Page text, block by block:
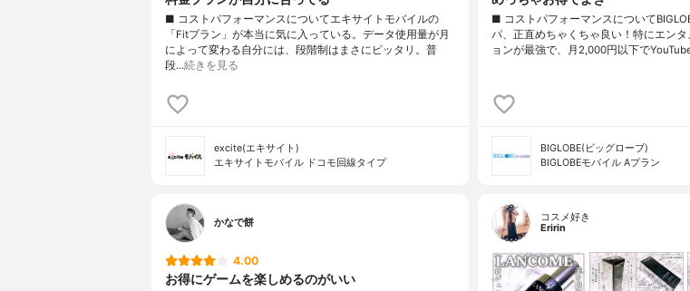
■ コストパフォーマンスについてエキサイトモバイルの
「Fitプラン」が本当に気に入っている。データ使用量が月
によって変わる自分には、段階制はまさにピッタリ。普
段…続きを見る
excite(エキサイト)
エキサイトモバイル ドコモ回線タイプ
■ コストパフォーマンスについて
パ、正直めちゃくちゃ良い！特にエン
ョンが最強で、月2,000円以下で
BIGLOBE(ビッグローブ)
BIGLOBEモバイル Aプラン
かなで餅
4.00
お得にゲームを楽しめるのがいい
コスメ好き
Eririn